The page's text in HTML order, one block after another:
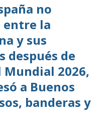
no
la
y sus
después de
2026,
a Buenos
banderas y